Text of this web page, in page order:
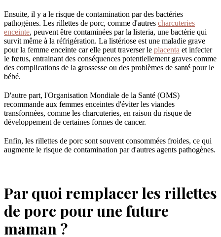
Ensuite, il y a le risque de contamination par des bactéries
pathogènes. Les rillettes de porc, comme d'autres charcuteries
enceinte, peuvent être contaminées par la listeria, une bactérie qui
survit même à la réfrigération. La listériose est une maladie grave
pour la femme enceinte car elle peut traverser le placenta et infecter
le fœtus, entrainant des conséquences potentiellement graves comme
des complications de la grossesse ou des problèmes de santé pour le
bébé.
D'autre part, l'Organisation Mondiale de la Santé (OMS)
recommande aux femmes enceintes d'éviter les viandes
transformées, comme les charcuteries, en raison du risque de
développement de certaines formes de cancer.
Enfin, les rillettes de porc sont souvent consommées froides, ce qui
augmente le risque de contamination par d'autres agents pathogènes.
Par quoi remplacer les rillettes
de porc pour une future
maman ?